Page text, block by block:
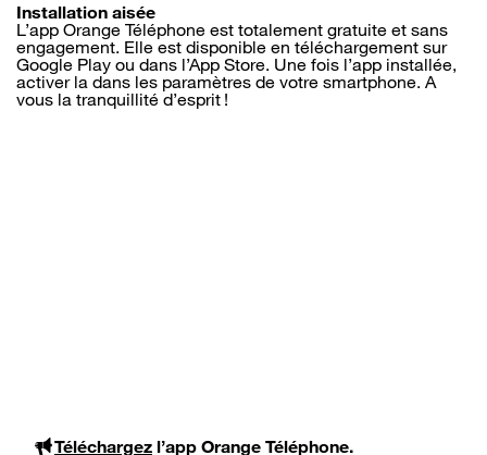
Installation aisée
L’app Orange Téléphone est totalement gratuite et sans
engagement. Elle est disponible en téléchargement sur
Google Play ou dans l’App Store. Une fois l’app installée,
activer la dans les paramètres de votre smartphone. A
vous la tranquillité d’esprit !
Téléchargez l’app Orange Téléphone.